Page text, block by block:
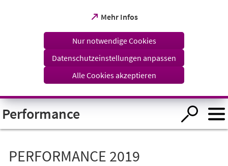
Visuelle
Assistenzsoftware
öffnen.
Mehr Infos
(Öffnet
einem
Tab)
Nur notwendige Cookies
Datenschutzeinstellungen anpassen
Alle Cookies akzeptieren
Performance
PERFORMANCE 2019